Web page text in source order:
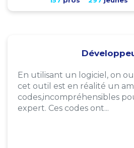
En utilisant un logiciel, on
cet outil est en réalité un
codes,incompréhensibles
expert. Ces codes ont...